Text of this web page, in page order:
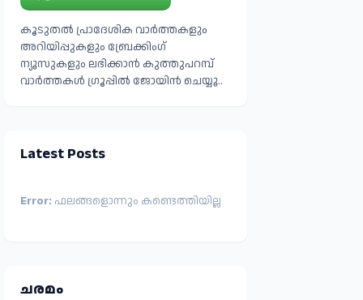
കൂടുതൽ പ്രാദേശിക വാർത്തകളും
അറിയിപ്പുകളും ബ്രേക്കിംഗ്
ന്യൂസുകളും ലഭിക്കാൻ കുത്തുപറമ്പ്
വാർത്തകൾ ഗ്രൂപ്പിൽ ജോയിൻ ചെയ്യൂ..
Latest Posts
Error: ഫലങ്ങളൊന്നും കണ്ടെത്തിയില്ല
ചരമം